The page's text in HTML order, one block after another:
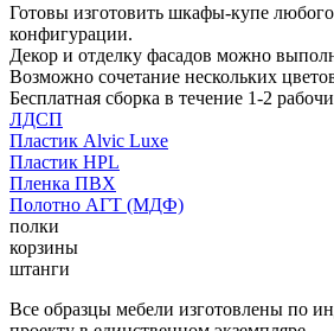
Готовы изготовить шкафы-купе любого
конфигурации.
Декор и отделку фасадов можно
Возможно сочетание нескольких
Бесплатная сборка в течение 1-2
ЛДСП
Пластик Alvic Luxe
Пластик HPL
Пленка ПВХ
Полотно АГТ (МДФ)
полки
корзины
штанги
Все образцы мебели изготовлены по